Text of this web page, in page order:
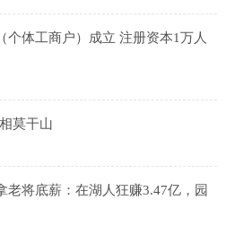
个体工商户）成立 注册资本1万人
莫干山
老将底薪：在湖人狂赚3.47亿，园